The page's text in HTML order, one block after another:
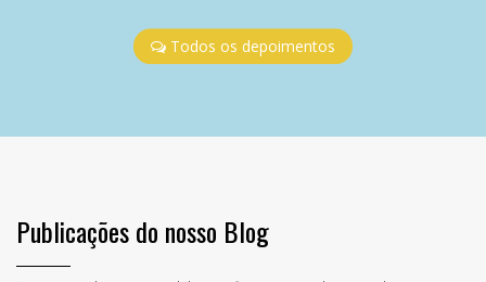
Todos os depoimentos
Publicações do nosso Blog